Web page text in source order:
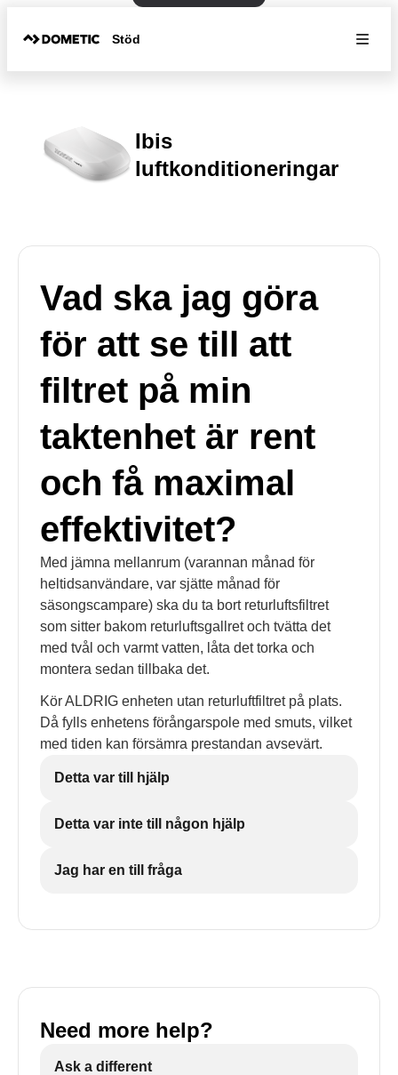
Stöd
Ibis
luftkonditioneringar
Vad ska jag göra
för att se till att
filtret på min
taktenhet är rent
och få maximal
effektivitet?
Med jämna mellanrum (varannan månad för
heltidsanvändare, var sjätte månad för
säsongscampare) ska du ta bort returluftsfiltret
som sitter bakom returluftsgallret och tvätta det
med tvål och varmt vatten, låta det torka och
montera sedan tillbaka det.
Kör ALDRIG enheten utan returluftfiltret på plats.
Då fylls enhetens förångarspole med smuts, vilket
med tiden kan försämra prestandan avsevärt.
Detta var till hjälp
Detta var inte till någon hjälp
Jag har en till fråga
Need more help?
Ask a different